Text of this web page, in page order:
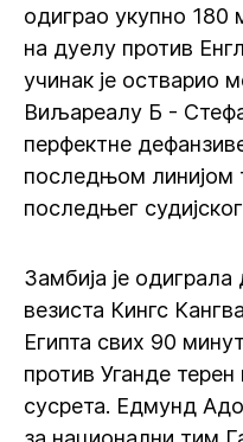
одиграо укупно 180
на дуелу против
учинак је остварио
Виљареалу Б -
перфектне
последњом линијом
последњег
Замбија је
везиста Кингс
Египта свих 90
против Уганде
сусрета. Едмунд